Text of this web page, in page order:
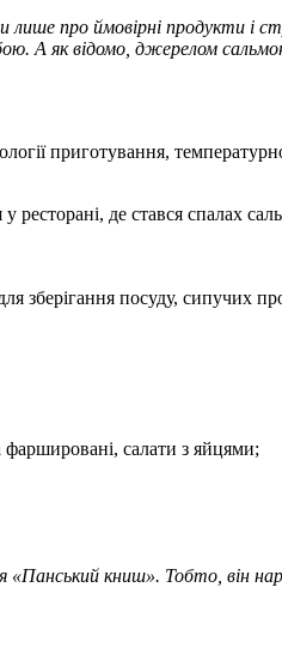
про ймовірні продукти і
А як відомо, джерелом
приготування,
де стався спалах
зберігання посуду, сипучих
фаршировані, салати з яйцями;
«Панський книш». Тобто, він